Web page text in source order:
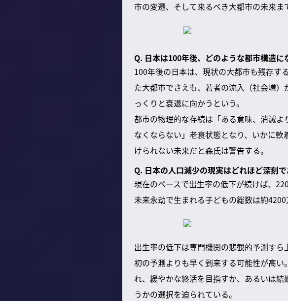
市の変遷、そして来るべき大都市の未来ま
Q. 日本は100年後、どのような都市構造に
100年後の日本は、現状の大都市も残存す
た大都市でさえも、若者の流入（社会増
っくりと衰退に向かうという。
都市の物理的な存続は「ある意味、消滅
なくならない」老衰状態となり、いかに
けられない未来だと森氏は警告する。
Q. 日本の人口減少の現実はどれほど深刻で
現在のペースで出生率の低下が続けば、
未来永劫で生まれる子どもの総数は約
出生率の低下は専門機関の悲観的予測す
初の予測よりも早く到来する可能性が高
れ、緩やかな終活を目指すか、あるいは
うかの選択を迫られている。